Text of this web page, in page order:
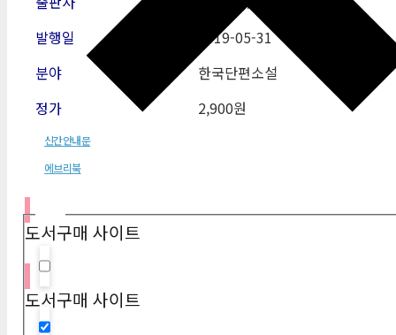
발행일
2019-05-31
분야
한국단편소설
정가
2,900원
신간안내문
에브리북
도서구매 사이트
도서구매 사이트